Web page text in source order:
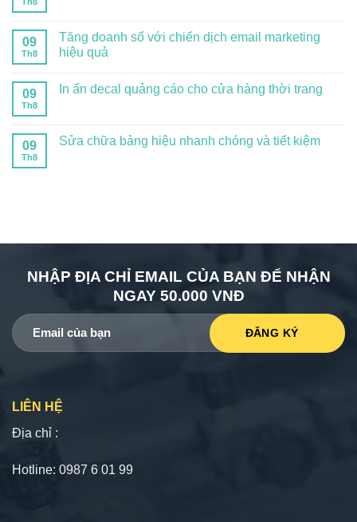
09
Th8
Tăng doanh số với chiến dịch email marketing
hiệu quả
09
Th8
In ấn decal quảng cáo cho cửa hàng thời trang
09
Th8
Sửa chữa bảng hiệu nhanh chóng và tiết kiệm
NHẬP ĐỊA CHỈ EMAIL CỦA BẠN ĐỂ NHẬN
NGAY 50.000 VNĐ
LIÊN HỆ
Địa chỉ :
Hotline: 0987 6 01 99